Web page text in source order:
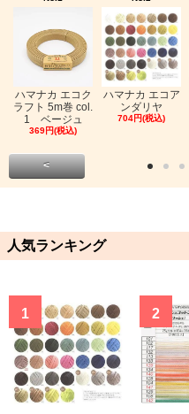
ハマナカ エコク
ラフト 5m巻 col.
1 ベージュ
369円(税込)
ハマナカ エコア
ンダリヤ
704円(税込)
<
人気ランキング
1 2